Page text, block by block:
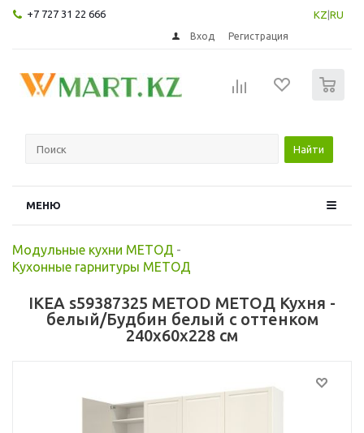
+7 727 31 22 666 KZ RU
Вход Регистрация
Найти
МЕНЮ
Модульные кухни МЕТОД -
Кухонные гарнитуры МЕТОД
IKEA s59387325 METOD МЕТОД Кухня -
белый/Будбин белый с оттенком
240x60x228 см